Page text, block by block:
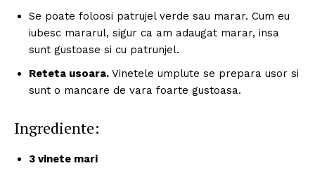
Se poate foloosi patrujel verde sau marar. Cum eu
iubesc mararul, sigur ca am adaugat marar, insa
sunt gustoase si cu patrunjel.
Reteta usoara. Vinetele umplute se prepara usor si
sunt o mancare de vara foarte gustoasa.
Ingrediente:
3 vinete mari